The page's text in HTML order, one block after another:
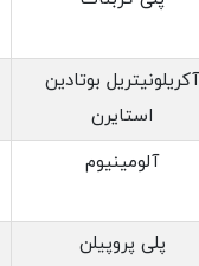
آکریلونیتریل بوتادین
استایرن
آلومینیوم
پلی پروپیلن